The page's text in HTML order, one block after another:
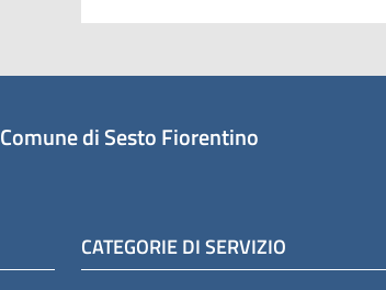
Comune di Sesto Fiorentino
CATEGORIE DI SERVIZIO